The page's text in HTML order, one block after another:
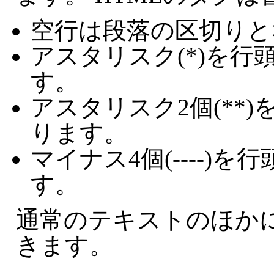
空行は段落の区切り
アスタリスク(*)を行
す。
アスタリスク2個(**)
ります。
マイナス4個(----)を行
す。
通常のテキストのほか
きます。